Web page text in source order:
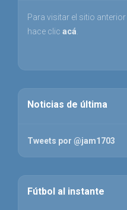
Para visitar el sitio
hace clic acá
Noticias de última
Tweets por @jam1703
Fútbol al instante